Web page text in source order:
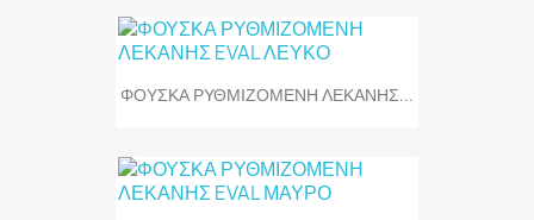
ΦΟΥΣΚΑ ΡΥΘΜΙΖΟΜΕΝΗ ΛΕΚΑΝΗΣ...